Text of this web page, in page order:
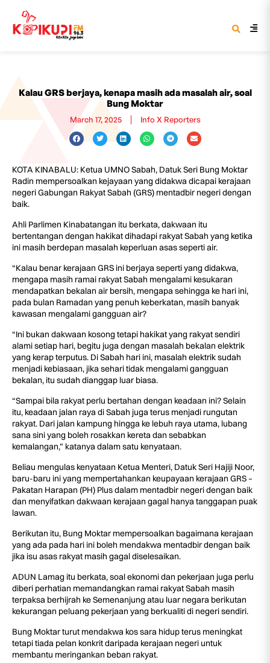
Kalau GRS berjaya, kenapa masih ada masalah air, soal
Bung Moktar
March 17, 2025 Info X Reporters
KOTA KINABALU: Ketua UMNO Sabah, Datuk Seri Bung Moktar
Radin mempersoalkan kejayaan yang didakwa dicapai kerajaan
negeri Gabungan Rakyat Sabah (GRS) mentadbir negeri dengan
baik.
Ahli Parlimen Kinabatangan itu berkata, dakwaan itu
bertentangan dengan hakikat dihadapi rakyat Sabah yang ketika
ini masih berdepan masalah keperluan asas seperti air.
“Kalau benar kerajaan GRS ini berjaya seperti yang didakwa,
mengapa masih ramai rakyat Sabah mengalami kesukaran
mendapatkan bekalan air bersih, mengapa sehingga ke hari ini,
pada bulan Ramadan yang penuh keberkatan, masih banyak
kawasan mengalami gangguan air?
“Ini bukan dakwaan kosong tetapi hakikat yang rakyat sendiri
alami setiap hari, begitu juga dengan masalah bekalan elektrik
yang kerap terputus. Di Sabah hari ini, masalah elektrik sudah
menjadi kebiasaan, jika sehari tidak mengalami gangguan
bekalan, itu sudah dianggap luar biasa.
“Sampai bila rakyat perlu bertahan dengan keadaan ini? Selain
itu, keadaan jalan raya di Sabah juga terus menjadi rungutan
rakyat. Dari jalan kampung hingga ke lebuh raya utama, lubang
sana sini yang boleh rosakkan kereta dan sebabkan
kemalangan,” katanya dalam satu kenyataan.
Beliau mengulas kenyataan Ketua Menteri, Datuk Seri Hajiji Noor,
baru-baru ini yang mempertahankan keupayaan kerajaan GRS –
Pakatan Harapan (PH) Plus dalam mentadbir negeri dengan baik
dan menyifatkan dakwaan kerajaan gagal hanya tanggapan puak
lawan.
Berikutan itu, Bung Moktar mempersoalkan bagaimana kerajaan
yang ada pada hari ini boleh mendakwa mentadbir dengan baik
jika isu asas rakyat masih gagal diselesaikan.
ADUN Lamag itu berkata, soal ekonomi dan pekerjaan juga perlu
diberi perhatian memandangkan ramai rakyat Sabah masih
terpaksa berhijrah ke Semenanjung atau luar negara berikutan
kekurangan peluang pekerjaan yang berkualiti di negeri sendiri.
Bung Moktar turut mendakwa kos sara hidup terus meningkat
tetapi tiada pelan konkrit daripada kerajaan negeri untuk
membantu meringankan beban rakyat.